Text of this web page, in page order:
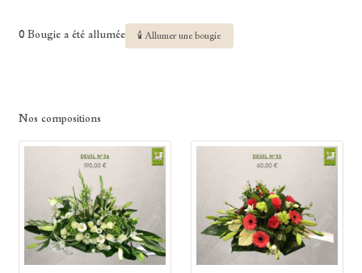
0 Bougie a été allumée 🕯 Allumer une bougie
Nos compositions